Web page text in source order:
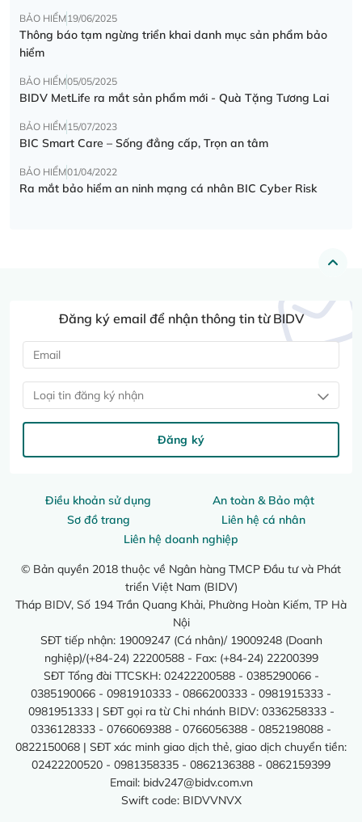
BẢO HIỂM19/06/2025
Thông báo tạm ngừng triển khai danh mục sản phẩm bảo
hiểm
BẢO HIỂM05/05/2025
BIDV MetLife ra mắt sản phẩm mới - Quà Tặng Tương Lai
BẢO HIỂM15/07/2023
BIC Smart Care – Sống đẳng cấp, Trọn an tâm
BẢO HIỂM01/04/2022
Ra mắt bảo hiểm an ninh mạng cá nhân BIC Cyber Risk
Điều khoản sử dụng
An toàn & Bảo mật
Sơ đồ trang
Liên hệ cá nhân
Liên hệ doanh nghiệp
© Bản quyền 2018 thuộc về Ngân hàng TMCP Đầu tư và Phát
triển Việt Nam (BIDV)
Tháp BIDV, Số 194 Trần Quang Khải, Phường Hoàn Kiếm, TP Hà
Nội
SĐT tiếp nhận: 19009247 (Cá nhân)/ 19009248 (Doanh
nghiệp)/(+84-24) 22200588 - Fax: (+84-24) 22200399
SĐT Tổng đài TTCSKH: 02422200588 - 0385290066 -
0385190066 - 0981910333 - 0866200333 - 0981915333 -
0981951333 | SĐT gọi ra từ Chi nhánh BIDV: 0336258333 -
0336128333 - 0766069388 - 0766056388 - 0852198088 -
0822150068 | SĐT xác minh giao dịch thẻ, giao dịch chuyển tiền:
02422200520 - 0981358335 - 0862136388 - 0862159399
Email: bidv247@bidv.com.vn
Swift code: BIDVVNVX
Đăng ký email để nhận thông tin từ BIDV
Loại tin đăng ký nhận
Đăng ký